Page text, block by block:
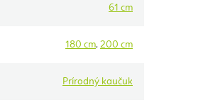
61 cm
180 cm, 200 cm
Prírodný kaučuk